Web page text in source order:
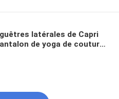
latérales de Capri
de yoga de couture